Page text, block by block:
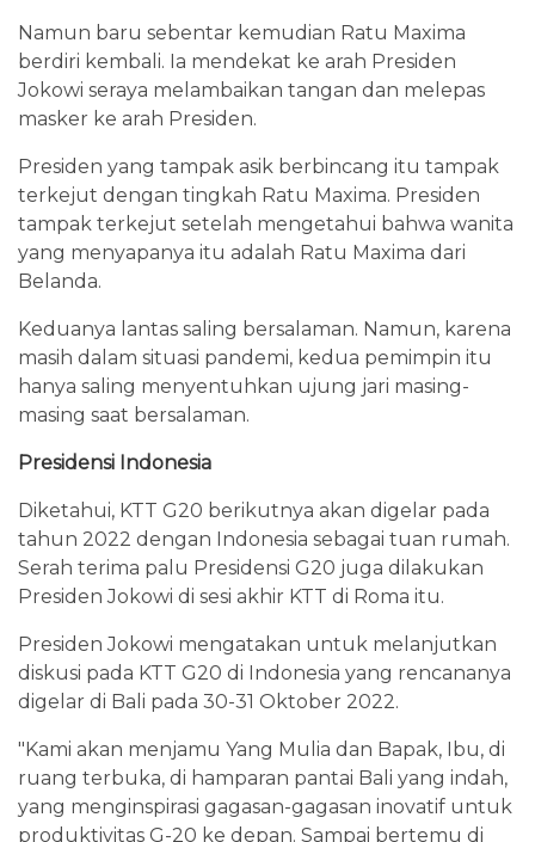
Namun baru sebentar kemudian Ratu Maxima
berdiri kembali. Ia mendekat ke arah Presiden
Jokowi seraya melambaikan tangan dan melepas
masker ke arah Presiden.
Presiden yang tampak asik berbincang itu tampak
terkejut dengan tingkah Ratu Maxima. Presiden
tampak terkejut setelah mengetahui bahwa wanita
yang menyapanya itu adalah Ratu Maxima dari
Belanda.
Keduanya lantas saling bersalaman. Namun, karena
masih dalam situasi pandemi, kedua pemimpin itu
hanya saling menyentuhkan ujung jari masing-
masing saat bersalaman.
Presidensi Indonesia
Diketahui, KTT G20 berikutnya akan digelar pada
tahun 2022 dengan Indonesia sebagai tuan rumah.
Serah terima palu Presidensi G20 juga dilakukan
Presiden Jokowi di sesi akhir KTT di Roma itu.
Presiden Jokowi mengatakan untuk melanjutkan
diskusi pada KTT G20 di Indonesia yang rencananya
digelar di Bali pada 30-31 Oktober 2022.
"Kami akan menjamu Yang Mulia dan Bapak, Ibu, di
ruang terbuka, di hamparan pantai Bali yang indah,
yang menginspirasi gagasan-gagasan inovatif untuk
produktivitas G-20 ke depan. Sampai bertemu di